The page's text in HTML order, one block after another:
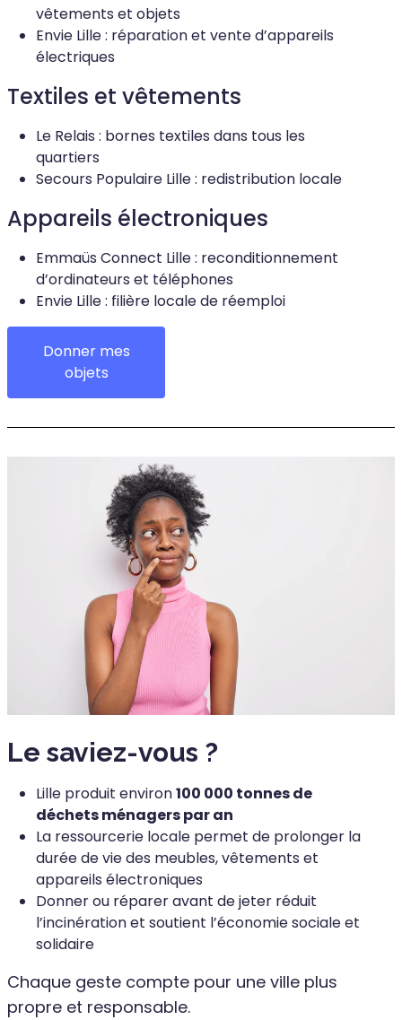
vêtements et objets
Envie Lille : réparation et vente d’appareils
électriques
Textiles et vêtements
Le Relais : bornes textiles dans tous les
quartiers
Secours Populaire Lille : redistribution locale
Appareils électroniques
Emmaüs Connect Lille : reconditionnement
d’ordinateurs et téléphones
Envie Lille : filière locale de réemploi
Donner mes
objets
Le saviez-vous ?
Lille produit environ100 000 tonnes de
déchets ménagers par an
La ressourcerie locale permet de prolonger la
durée de vie des meubles, vêtements et
appareils électroniques
Donner ou réparer avant de jeter réduit
l’incinération et soutient l’économie sociale et
solidaire
Chaque geste compte pour une ville plus
propre et responsable.